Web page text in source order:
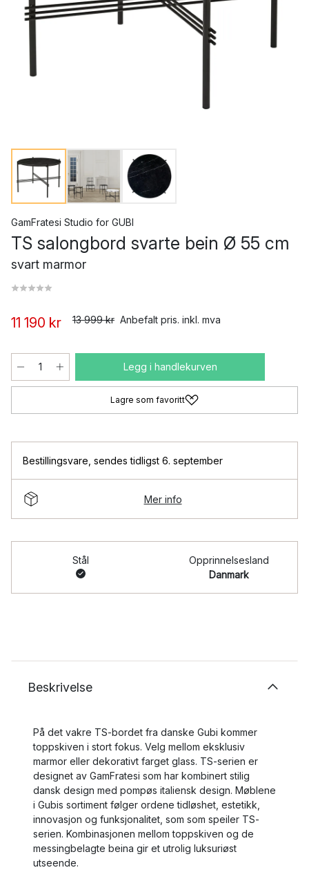
GamFratesi Studio for GUBI
TS salongbord svarte bein Ø 55 cm
svart marmor
11 190 kr 13 999 kr Anbefalt pris. inkl. mva
Legg i handlekurven
Lagre som favoritt
Bestillingsvare sendes tidligst 6. september
Mer info
Stål
Opprinnelsesland
Danmark
Beskrivelse
På det vakre TS-bordet fra danske Gubi kommer
toppskiven i stort fokus. Velg mellom eksklusiv
marmor eller dekorativt farget glass. TS-serien er
designet av GamFratesi som har kombinert stilig
dansk design med pompøs italiensk design. Møblene
i Gubis sortiment følger ordene tidløshet, estetikk,
innovasjon og funksjonalitet, som som speiler TS-
serien. Kombinasjonen mellom toppskiven og de
messingbelagte beina gir et utrolig luksuriøst
utseende.